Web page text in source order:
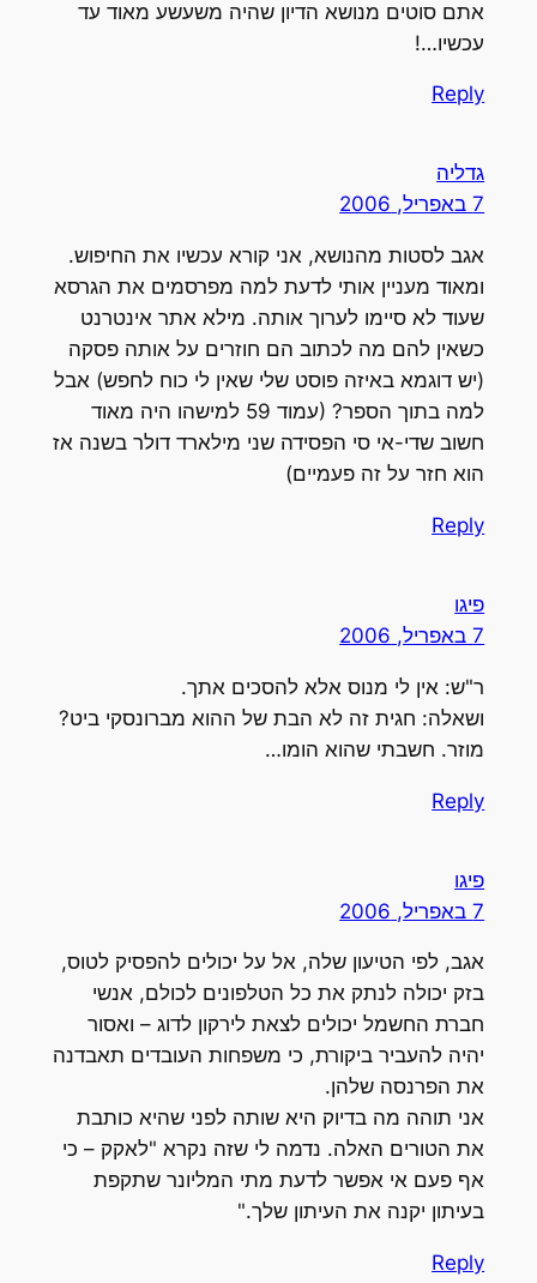
אתם סוטים מנושא הדיון שהיה משעשע מאוד עד
עכשיו…!
Reply
גדליה
7 באפריל, 2006
אגב לסטות מהנושא, אני קורא עכשיו את החיפוש.
ומאוד מעניין אותי לדעת למה מפרסמים את הגרסא
שעוד לא סיימו לערוך אותה. מילא אתר אינטרנט
כשאין להם מה לכתוב הם חוזרים על אותה פסקה
(יש דוגמא באיזה פוסט שלי שאין לי כוח לחפש) אבל
למה בתוך הספר? (עמוד 59 למישהו היה מאוד
חשוב שדי-אי סי הפסידה שני מילארד דולר בשנה אז
הוא חזר על זה פעמיים)
Reply
פיגו
7 באפריל, 2006
ר"ש: אין לי מנוס אלא להסכים אתך.
ושאלה: חגית זה לא הבת של ההוא מברונסקי ביט?
מוזר. חשבתי שהוא הומו…
Reply
פיגו
7 באפריל, 2006
אגב, לפי הטיעון שלה, אל על יכולים להפסיק לטוס,
בזק יכולה לנתק את כל הטלפונים לכולם, אנשי
חברת החשמל יכולים לצאת לירקון לדוג – ואסור
יהיה להעביר ביקורת, כי משפחות העובדים תאבדנה
את הפרנסה שלהן.
אני תוהה מה בדיוק היא שותה לפני שהיא כותבת
את הטורים האלה. נדמה לי שזה נקרא "לאקק – כי
אף פעם אי אפשר לדעת מתי המליונר שתקפת
בעיתון יקנה את העיתון שלך."
Reply